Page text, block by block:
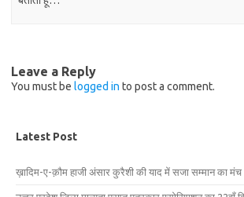
Leave a Reply
You must be logged in to post a comment.
Latest Post
ख़ादिम-ए-क़ौम हाजी अंसार कुरैशी की याद में सजा सम्मान का मंच